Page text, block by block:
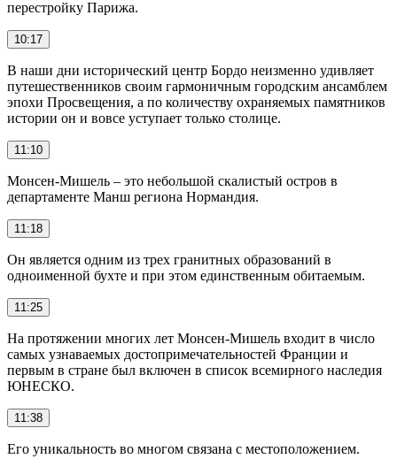
перестройку Парижа.
10:17
В наши дни исторический центр Бордо неизменно удивляет
путешественников своим гармоничным городским ансамблем
эпохи Просвещения, а по количеству охраняемых памятников
истории он и вовсе уступает только столице.
11:10
Монсен-Мишель – это небольшой скалистый остров в
департаменте Манш региона Нормандия.
11:18
Он является одним из трех гранитных образований в
одноименной бухте и при этом единственным обитаемым.
11:25
На протяжении многих лет Монсен-Мишель входит в число
самых узнаваемых достопримечательностей Франции и
первым в стране был включен в список всемирного наследия
ЮНЕСКО.
11:38
Его уникальность во многом связана с местоположением.